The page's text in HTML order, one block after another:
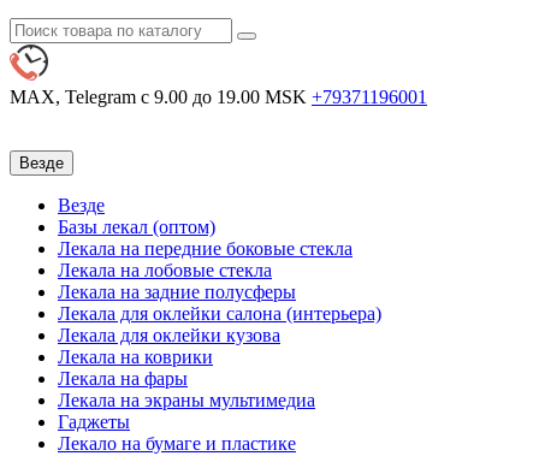
MAX, Telegram с 9.00 до 19.00 MSK +79371196001
Везде
Везде
Базы лекал (оптом)
Лекала на передние боковые стекла
Лекала на лобовые стекла
Лекала на задние полусферы
Лекала для оклейки салона (интерьера)
Лекала для оклейки кузова
Лекала на коврики
Лекала на фары
Лекала на экраны мультимедиа
Гаджеты
Лекало на бумаге и пластике